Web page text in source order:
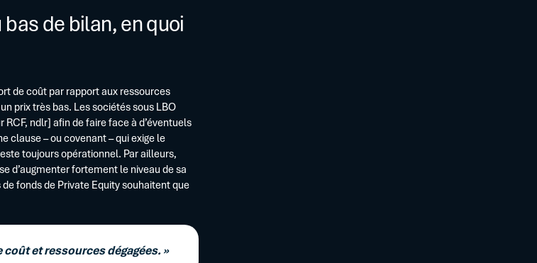
de bilan, en quoi
de coût par rapport aux ressources
prix très bas. Les sociétés sous LBO
ndlr] afin de faire face à d’éventuels
clause – ou covenant – qui exige le
toujours opérationnel. Par ailleurs,
d’augmenter fortement le niveau de sa
fonds de Private Equity souhaitent que
et ressources dégagées. »